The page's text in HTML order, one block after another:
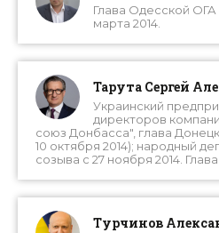
Глава Одесской ОГА
марта 2014.
Тарута Сергей
Украинский
директоров
союз Донбасса", глава
10 октября 2014); народный
созыва с 27 ноября 2014.
Турчинов